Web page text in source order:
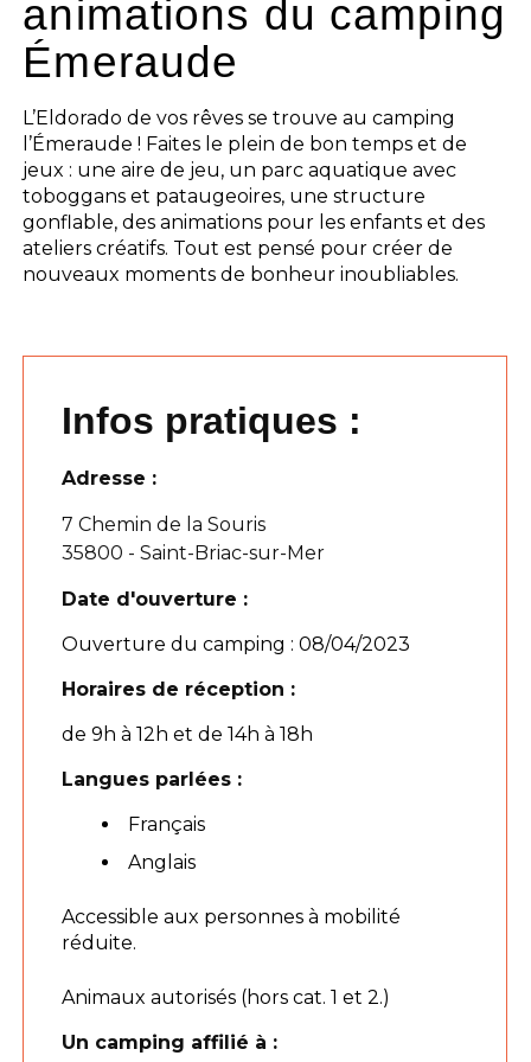
animations du camping
Émeraude
L’Eldorado de vos rêves se trouve au camping
l’Émeraude ! Faites le plein de bon temps et de
jeux : une aire de jeu, un parc aquatique avec
toboggans et pataugeoires, une structure
gonflable, des animations pour les enfants et des
ateliers créatifs. Tout est pensé pour créer de
nouveaux moments de bonheur inoubliables.
Infos pratiques :
Adresse :
7 Chemin de la Souris
35800 - Saint-Briac-sur-Mer
Date d'ouverture :
Ouverture du camping : 08/04/2023
Horaires de réception :
de 9h à 12h et de 14h à 18h
Langues parlées :
Français
Anglais
Accessible aux personnes à mobilité
réduite.
Animaux autorisés (hors cat. 1 et 2.)
Un camping affilié à :